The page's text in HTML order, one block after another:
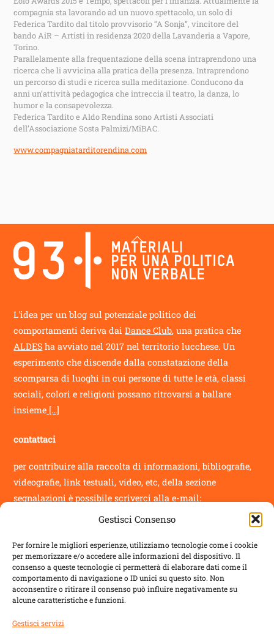
Gestisci Consenso
Per fornire le migliori esperienze, utilizziamo tecnologie come i cookie
per memorizzare e/o accedere alle informazioni del dispositivo. Il
consenso a queste tecnologie ci permetterà di elaborare dati come il
comportamento di navigazione o ID unici su questo sito. Non
acconsentire o ritirare il consenso può influire negativamente su
alcune caratteristiche e funzioni.
Gestisci servizi
compagnia sta lavorando ad un nuovo spettacolo, un solo di
Federica Tardito dal titolo provvisorio “A Sonja”, vincitore del
bando AiR – Artisti in residenza 2020 della Lavanderia a Vapore,
Torino.
Parallelamente alla frequentazione della scena intraprendono una
ricerca che li avvicina alla pratica della presenza. Intraprendono
un percorso di studi e ricerca sulla meditazione. Conducono da
anni un’attività pedagogica che intreccia il teatro, la danza, lo
humor e la consapevolezza.
Federica Tardito e Aldo Rendina sono Artisti Associati
dell’Associazione Sosta Palmizi/MiBAC.
www.compagniatarditorendina.com
Back
To
Top
L'idea per un blog sul potenziale politico dei
comportamenti deriva daiDance Club, una pratica che
ALDES ha avviato nel 2017 nel territorio lucchese. Un
esperimento che discende dalla constatazione della
scomparsa di luoghi in cui persone di tutte le età, classi
sociali, colori e religioni possano ritrovarsi a ballare
insieme [...]
contattaci
per contribuire alla raccolta di informazioni, bibliografie,
videografie, link testuali, video, etc, della sezione
segnalazioniè possibile scriverci alla e-mail:
info@novantatrepercento.it
sostenitori
il blog è un progetto sostenuto da